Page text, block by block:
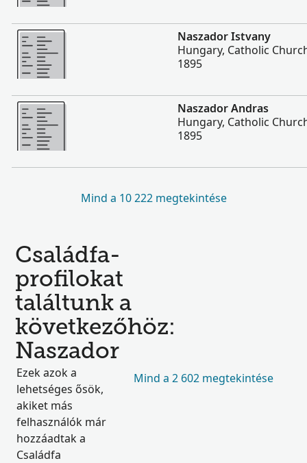
Több
Naszador Istvany
Hungary, Catholic
1895
Több
Naszador Andras
Hungary, Catholic
1895
Mind a 10 222 megtekintése
Családfa-
profilokat
találtunk a
következőhöz:
Naszador
Ezek azok a
lehetséges ősök,
akiket más
felhasználók már
hozzáadtak a
Családfa
Mind a 2 602 megtekintése